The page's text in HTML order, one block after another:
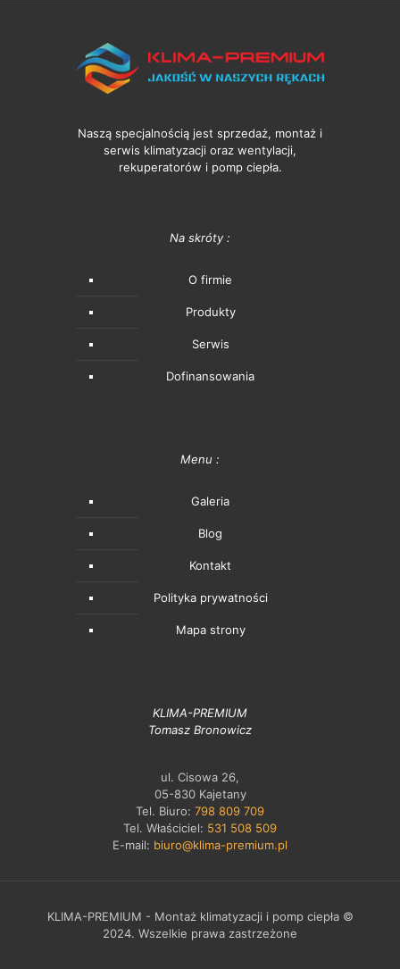
Naszą specjalnością jest sprzedaż, montaż i
serwis klimatyzacji oraz wentylacji,
rekuperatorów i pomp ciepła.
Na skróty :
O firmie
Produkty
Serwis
Dofinansowania
Menu :
Galeria
Blog
Kontakt
Polityka prywatności
Mapa strony
KLIMA-PREMIUM
Tomasz Bronowicz
ul. Cisowa 26,
05-830 Kajetany
Tel. Biuro: 798 809 709
Tel. Właściciel: 531 508 509
E-mail: biuro@klima-premium.pl
KLIMA-PREMIUM - Montaż klimatyzacji i pomp ciepła ©
2024. Wszelkie prawa zastrzeżone